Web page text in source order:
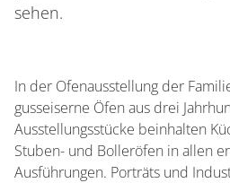
sehen.
In der Ofenausstellung der
gusseiserne Öfen aus drei
Ausstellungsstücke beinhalten
Stuben- und Bolleröfen in allen
Ausführungen. Porträts und